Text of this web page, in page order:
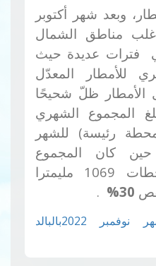
وبعد شهر أكتوبر
مناطق الشمال
فترات عديدة حيث
للأمطار المعدّل
الأمطار ظلّ شحيحًا
المجموع الشهري
المناطق (27 محطة رئيسة) للشهر
حين كان المجموع
المرجعي لنفس المحطات 1069 مليمترا
30
%
.
الملخص المناخي لشهر نوفمبر 2022بالبالد